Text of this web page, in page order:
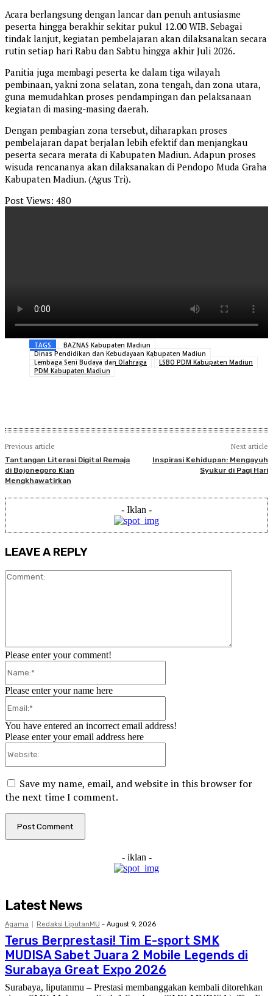
Acara berlangsung dengan lancar dan penuh antusiasme
peserta hingga berakhir sekitar pukul 12.00 WIB. Sebagai
tindak lanjut, kegiatan pembelajaran akan dilaksanakan secara
rutin setiap hari Rabu dan Sabtu hingga akhir Juli 2026.
Panitia juga membagi peserta ke dalam tiga wilayah
pembinaan, yakni zona selatan, zona tengah, dan zona utara,
guna memudahkan proses pendampingan dan pelaksanaan
kegiatan di masing-masing daerah.
Dengan pembagian zona tersebut, diharapkan proses
pembelajaran dapat berjalan lebih efektif dan menjangkau
peserta secara merata di Kabupaten Madiun. Adapun proses
wisuda rencananya akan dilaksanakan di Pendopo Muda Graha
Kabupaten Madiun. (Agus Tri).
Post Views: 480
TAGS
BAZNAS Kabupaten Madiun
Dinas Pendidikan dan Kebudayaan Kabupaten Madiun
Lembaga Seni Budaya dan Olahraga
LSBO PDM Kabupaten Madiun
PDM Kabupaten Madiun
Previous article
Tantangan Literasi Digital Remaja
di Bojonegoro Kian
Mengkhawatirkan
Next article
Inspirasi Kehidupan: Mengayuh
Syukur di Pagi Hari
- Iklan -
LEAVE A REPLY
Please enter your comment!
Please enter your name here
You have entered an incorrect email address!
Please enter your email address here
Save my name, email, and website in this browser for
the next time I comment.
- iklan -
Latest News
Agama Redaksi LiputanMU - August 9, 2026
Terus Berprestasi! Tim E-sport SMK
MUDISA Sabet Juara 2 Mobile Legends di
Surabaya Great Expo 2026
Surabaya, liputanmu – Prestasi membanggakan kembali ditorehkan